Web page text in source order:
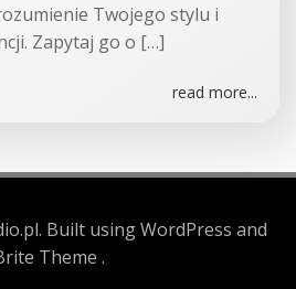
Twojego stylu i
Zapytaj go o […]
read more...
Built using WordPress and
Theme .